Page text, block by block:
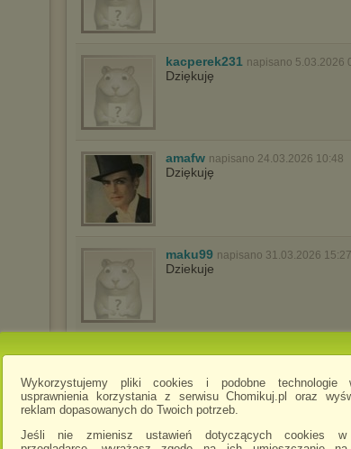
Wykorzystujemy pliki cookies i podobne technologie
usprawnienia korzystania z serwisu Chomikuj.pl oraz
reklam dopasowanych do Twoich potrzeb.
Jeśli nie zmienisz ustawień dotyczących cookies w
kacperek231 napisano 5.03.2026
Dziękuję
amafw napisano 24.03.2026 10:48
Dziękuję
maku99 napisano 31.03.2026 15:27
Dziekuje
napisano 24.04.2026